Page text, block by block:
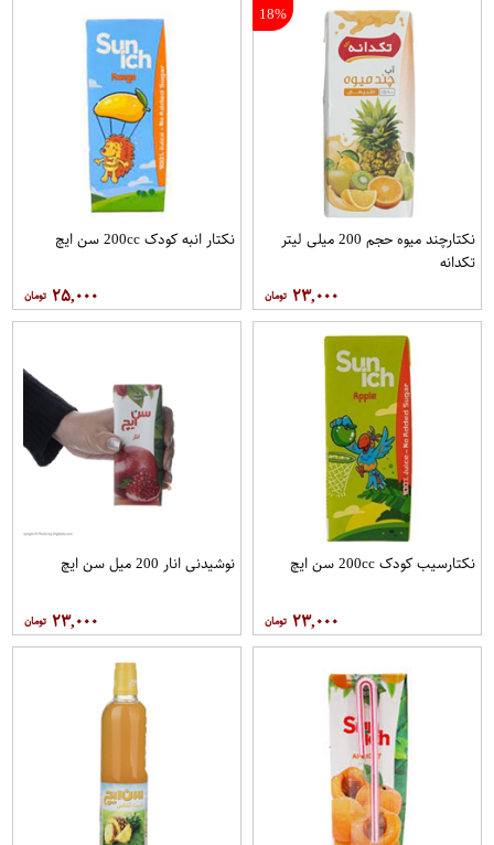
18%
نکتارچند میوه حجم 200 میلی لیتر
تکدانه
۲۳,۰۰۰
نکتار انبه کودک 200cc سن ايچ
۲۵,۰۰۰
نکتارسیب کودک 200cc سن ايچ
۲۳,۰۰۰
نوشیدنی انار 200 میل سن ایچ
۲۳,۰۰۰